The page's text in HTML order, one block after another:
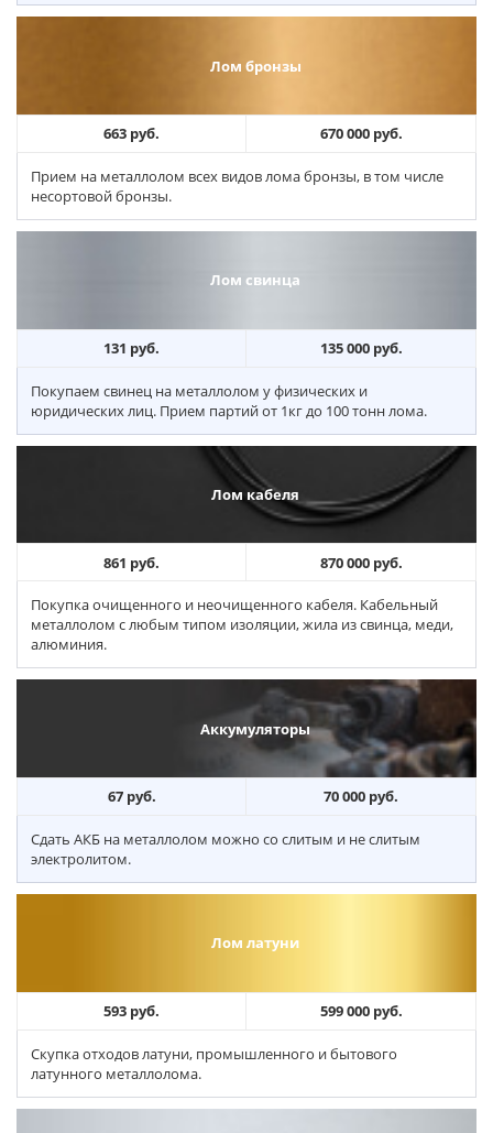
Лом бронзы
663 руб. 670 000 руб.
Прием на металлолом всех видов лома бронзы, в том числе
несортовой бронзы.
Лом свинца
131 руб. 135 000 руб.
Покупаем свинец на металлолом у физических и
юридических лиц. Прием партий от 1кг до 100 тонн лома.
Лом кабеля
861 руб. 870 000 руб.
Покупка очищенного и неочищенного кабеля. Кабельный
металлолом с любым типом изоляции, жила из свинца, меди,
алюминия.
Аккумуляторы
67 руб. 70 000 руб.
Сдать АКБ на металлолом можно со слитым и не слитым
электролитом.
Лом латуни
593 руб. 599 000 руб.
Скупка отходов латуни, промышленного и бытового
латунного металлолома.